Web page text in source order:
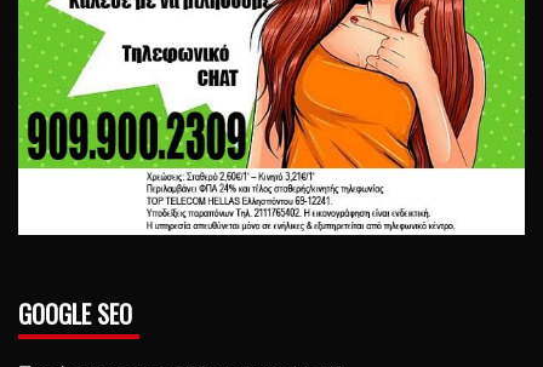
GOOGLE SEO